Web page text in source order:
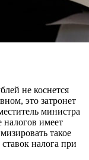
не коснется
это затронет
министра
имеет
такое
налога при